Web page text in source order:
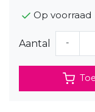
Op voorraad
Aantal -